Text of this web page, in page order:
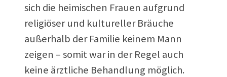
sich die heimischen Frauen aufgrund
religiöser und kultureller Bräuche
außerhalb der Familie keinem Mann
zeigen – somit war in der Regel auch
keine ärztliche Behandlung möglich.